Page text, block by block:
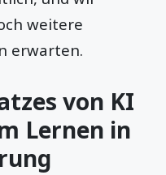
weitere
erwarten.
von KI
Lernen in